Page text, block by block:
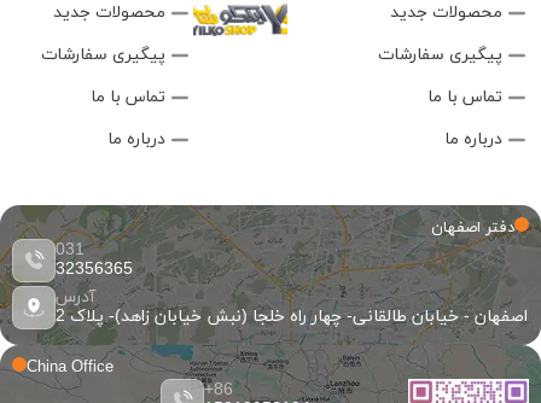
محصولات جدید
پیگیری سفارشات
تماس با ما
درباره ما
محصولات جدید
پیگیری سفارشات
تماس با ما
درباره ما
China Office
86+
دفتر اصفهان
031
32356365
آدرس
اصفهان - خیابان طالقانی- چهار راه خلجا (نبش خیابان زاهد)- پلاک 2